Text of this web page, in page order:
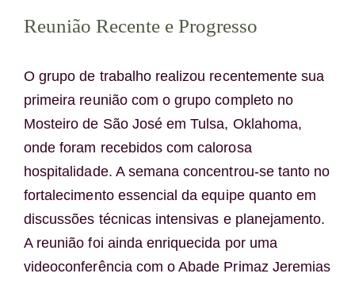
Reunião Recente e Progresso
O grupo de trabalho realizou recentemente sua
primeira reunião com o grupo completo no
Mosteiro de São José em Tulsa, Oklahoma,
onde foram recebidos com calorosa
hospitalidade. A semana concentrou-se tanto no
fortalecimento essencial da equipe quanto em
discussões técnicas intensivas e planejamento.
A reunião foi ainda enriquecida por uma
videoconferência com o Abade Primaz Jeremias